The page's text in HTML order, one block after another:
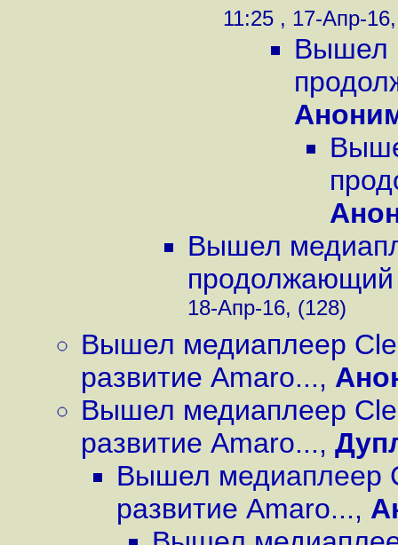
11:25 , 17-Апр-
Вышел
Вышел
продолжающий
18-Апр-16, (128)
Вышел медиаплеер
развитие Amaro...,
Вышел медиаплеер
развитие Amaro...,
Вышел медиаплеер
развитие Amaro...,